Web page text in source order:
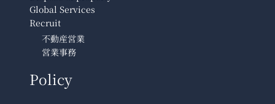
Global Services
Recruit
不動産営業
営業事務
Policy